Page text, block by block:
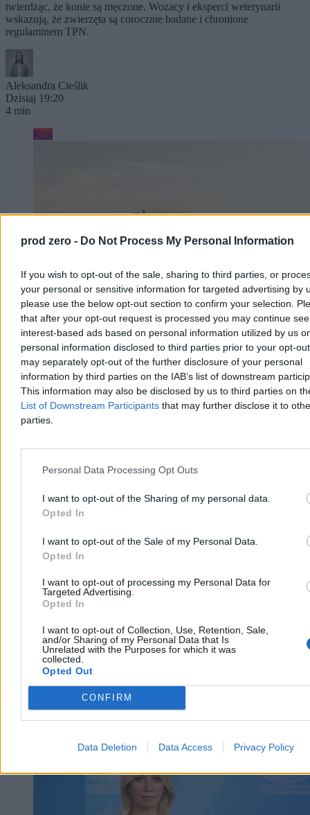
prod zero - Do Not Process My Personal Information
If you wish to opt-out of the sale, sharing to third parties, or
your personal or sensitive information for targeted advertising by
please use the below opt-out section to confirm your selection.
that after your opt-out request is processed you may continue
interest-based ads based on personal information utilized by us or
personal information disclosed to third parties prior to your opt-
may separately opt-out of the further disclosure of your personal
information by third parties on the IAB’s list of downstream
This information may also be disclosed by us to third parties on
List of Downstream Participants that may further disclose it to
parties.
Personal Data Processing Opt Outs
I want to opt-out of the Sharing of my personal data.
Opted In
I want to opt-out of the Sale of my Personal Data.
Opted In
I want to opt-out of processing my Personal Data for
Targeted Advertising.
Opted In
I want to opt-out of Collection, Use, Retention, Sale,
and/or Sharing of my Personal Data that Is
Unrelated with the Purposes for which it was
collected.
Opted Out
CONFIRM
Data Deletion Data Access Privacy Policy
twierdząc, że konie są męczone. Wozacy i eksperci weterynarii
wskazują, że zwierzęta są corocznie badane i chronione
regulaminem TPN.
Aleksandra Cieślik
Dzisiaj 19:20
4 min
Kraj
Rolnik zaorał nowy asfalt w Gliwicach. Straty to
ok. 400 tys. zł
W piątek w gliwickiej dzielnicy Ostropa 60-letni rolnik ciągnikiem
marki Ursus celowo wjechał na świeżo położony asfalt, niszcząc
pługiem ok. 200 metrów nowej jezdni. Twierdził, że droga należy
Aleksandra Cieślik
Dzisiaj 18:17
Reklama
Reklama